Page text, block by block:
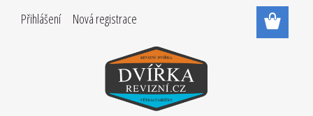
Přihlášení Nová registrace